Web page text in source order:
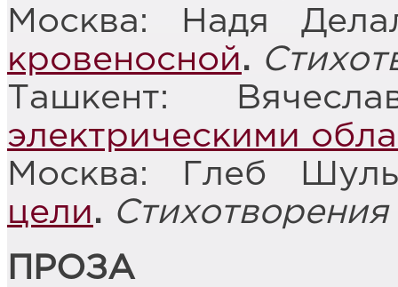
Москва: Надя
кровеносной.
Ташкент:
электрическими
Москва: Глеб
цели. Стихотворения
ПРОЗА